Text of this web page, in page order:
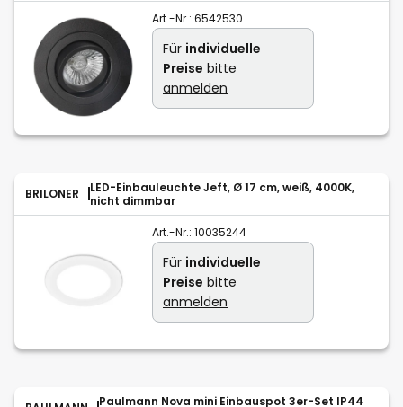
Art.-Nr.: 6542530
Für individuelle
Preise bitte
anmelden
BRILONER
LED-Einbauleuchte Jeft, Ø 17 cm, weiß, 4000K,
nicht dimmbar
Art.-Nr.: 10035244
Für individuelle
Preise bitte
anmelden
Paulmann Nova mini Einbauspot 3er-Set IP44